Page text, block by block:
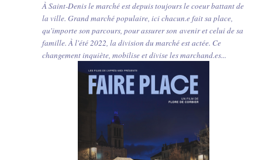
À Saint-Denis le marché est depuis toujours le coeur battant de
la ville. Grand marché populaire, ici chacun.e fait sa place,
qu'importe son parcours, pour assurer son avenir et celui de sa
famille. À l'été 2022, la division du marché est actée. Ce
changement inquiète, mobilise et divise les marchand.es...